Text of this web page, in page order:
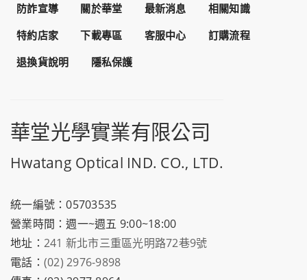
防詐宣導 關於華堂 最新消息
相關知識
特約店家
下載專區 客服中心
訂購流程
退換貨說明
隱私保護
華堂光學實業有限公司
Hwatang Optical IND. CO., LTD.
統一編號：05703535
營業時間：週一~週五 9:00~18:00
地址： 241 新北市三重區光明路72巷9號
電話： (02) 2976-9898